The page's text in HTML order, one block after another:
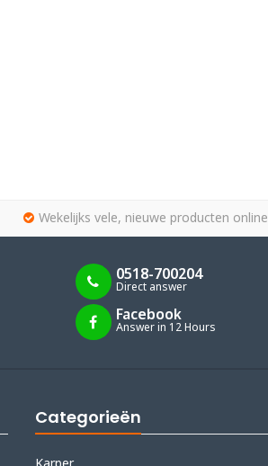
Wekelijks vele, nieuwe producten online
0518-700204
Direct answer
Facebook
Answer in 12 Hours
Categorieën